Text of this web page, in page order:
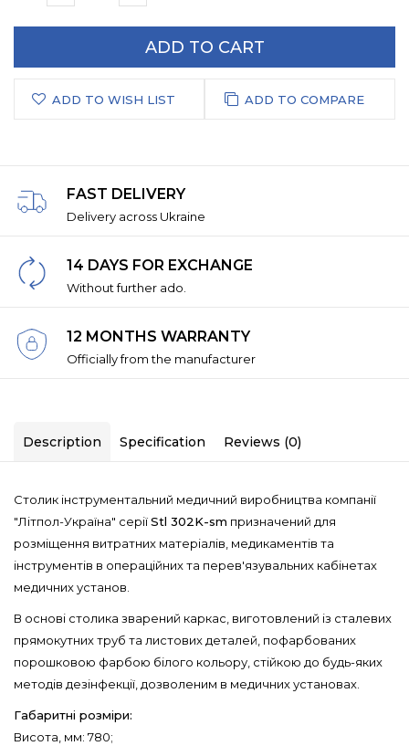
ADD TO CART
ADD TO WISH LIST ADD TO COMPARE
FAST DELIVERY
Delivery across Ukraine
14 DAYS FOR EXCHANGE
Without further ado.
12 MONTHS WARRANTY
Officially from the manufacturer
Description Specification Reviews (0)
Столик інструментальний медичний виробництва компанії
"Літпол-Україна" серіїStl 302K-sm призначений для
розміщення витратних матеріалів, медикаментів та
інструментів в операційних та перев'язувальних кабінетах
медичних установ.
В основі столика зварений каркас, виготовлений із сталевих
прямокутних труб та листових деталей, пофарбованих
порошковою фарбою білого кольору, стійкою до будь-яких
методів дезінфекції, дозволеним в медичних установах.
Габаритні розміри:
Висота, мм: 780;